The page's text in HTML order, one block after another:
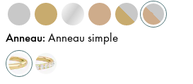
Anneau: Anneau simple